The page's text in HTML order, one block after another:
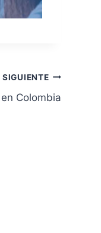
SIGUIENTE
Colombia